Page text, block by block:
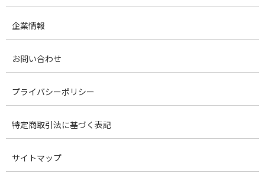
企業情報
お問い合わせ
プライバシーポリシー
特定商取引法に基づく表記
サイトマップ